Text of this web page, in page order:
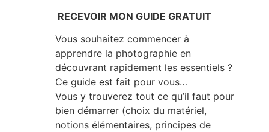
RECEVOIR MON GUIDE GRATUIT
Vous souhaitez commencer à
apprendre la photographie en
découvrant rapidement les essentiels ?
Ce guide est fait pour vous…
Vous y trouverez tout ce qu’il faut pour
bien démarrer (choix du matériel,
notions élémentaires, principes de